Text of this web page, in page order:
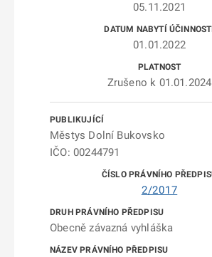
05.11.2021
01.01.2022
Zrušeno k 01.01.2024
Městys Dolní Bukovsko
IČO: 00244791
2/2017
Obecně závazná vyhláška